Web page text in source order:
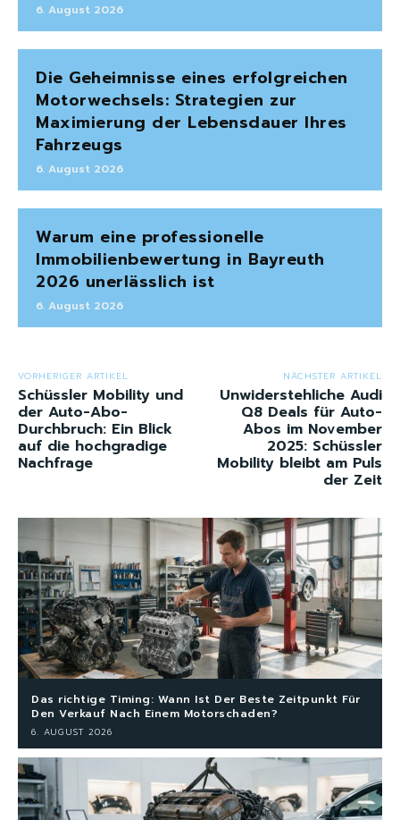
6. August 2026
Die Geheimnisse eines erfolgreichen
Motorwechsels: Strategien zur
Maximierung der Lebensdauer Ihres
Fahrzeugs
6. August 2026
Warum eine professionelle
Immobilienbewertung in Bayreuth
2026 unerlässlich ist
6. August 2026
VORHERIGER ARTIKEL
Schüssler Mobility und
der Auto-Abo-
Durchbruch: Ein Blick
auf die hochgradige
Nachfrage
NÄCHSTER ARTIKEL
Unwiderstehliche Audi
Q8 Deals für Auto-
Abos im November
2025: Schüssler
Mobility bleibt am Puls
der Zeit
Das richtige Timing: Wann Ist Der Beste Zeitpunkt Für
Den Verkauf Nach Einem Motorschaden?
6. AUGUST 2026